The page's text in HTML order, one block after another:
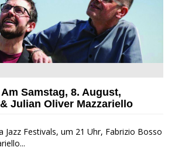
Oliver Mazzariello zu Gast beim Garda
Samstag, 8. August,
Julian Oliver Mazzariello
Jazz Festivals, um 21 Uhr, Fabrizio Bosso